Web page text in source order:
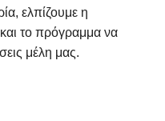
ελπίζουμε η
το πρόγραμμα να
μέλη μας.